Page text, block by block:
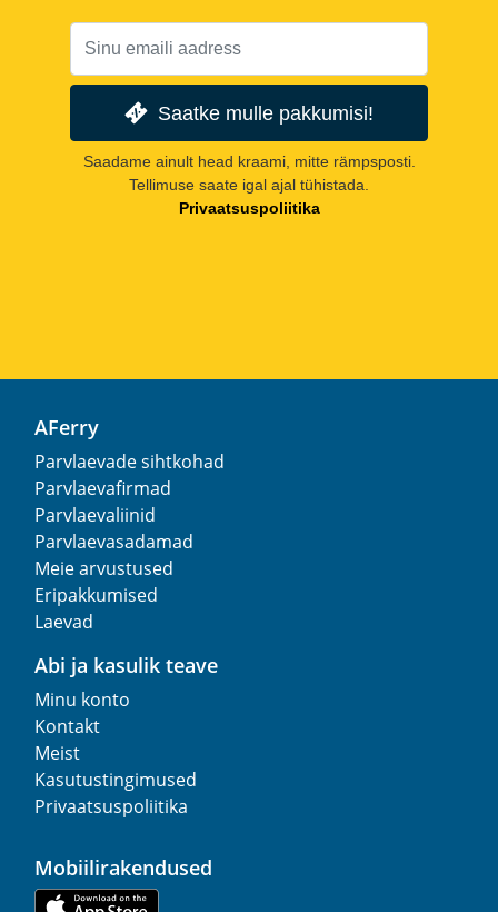
Saatke mulle pakkumisi!
Saadame ainult head kraami, mitte rämpsposti.
Tellimuse saate igal ajal tühistada.
Privaatsuspoliitika
AFerry
Parvlaevade sihtkohad
Parvlaevafirmad
Parvlaevaliinid
Parvlaevasadamad
Meie arvustused
Eripakkumised
Laevad
Abi ja kasulik teave
Minu konto
Kontakt
Meist
Kasutustingimused
Privaatsuspoliitika
Mobiilirakendused